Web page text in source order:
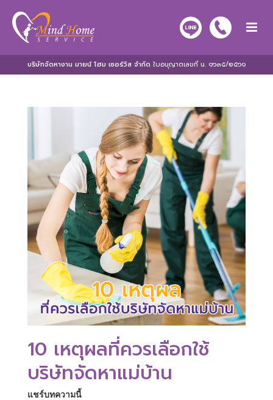
10 เหตุผลที่ควรเลือกใช้
บริษัทจัดหาแม่บ้าน
แชร์บทความนี้
บริษัทจัดหางาน มายน์ โฮม เซอร์วิส จำกัด ใบอนุญาตเลขที่ น. ๑๖๓๕/๒๕๖๑